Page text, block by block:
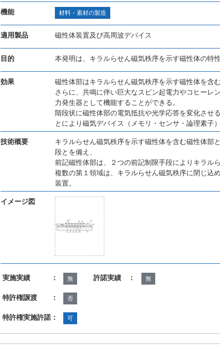
機能 材料・素材の製造
適用製品 磁性体装置及び高周波デバイス
目的 本発明は、キラルらせん磁気秩序を示す磁性体の特
効果
磁性体部はキラルらせん磁気秩序を示す磁性体を含
さらに、共鳴に伴い巨大なスピン起電力やコヒーレ
力発生器として機能することができる。
階段状に磁性体部の電気抵抗や光学応答を変化させ
とにより磁気デバイス（メモリ・センサ・論理素子
技術概要
キラルらせん磁気秩序を示す磁性体を含む磁性体部
段とを備え、
前記磁性体部は、２つの前記制限手段によりキラル
複数の第１領域は、キラルらせん磁気秩序に閉じ込
装置。
イメージ図
実施実績 ： 無 許諾実績 ： 無
特許権譲渡 ： 否
特許権実施許諾： 可